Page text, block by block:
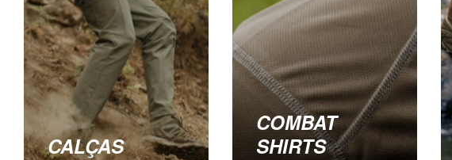
CALÇAS
COMBAT
SHIRTS